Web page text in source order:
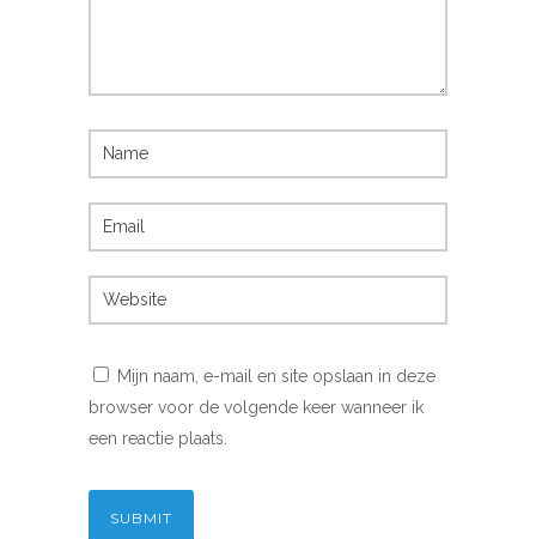
Mijn naam, e-mail en site opslaan in deze
browser voor de volgende keer wanneer ik
een reactie plaats.